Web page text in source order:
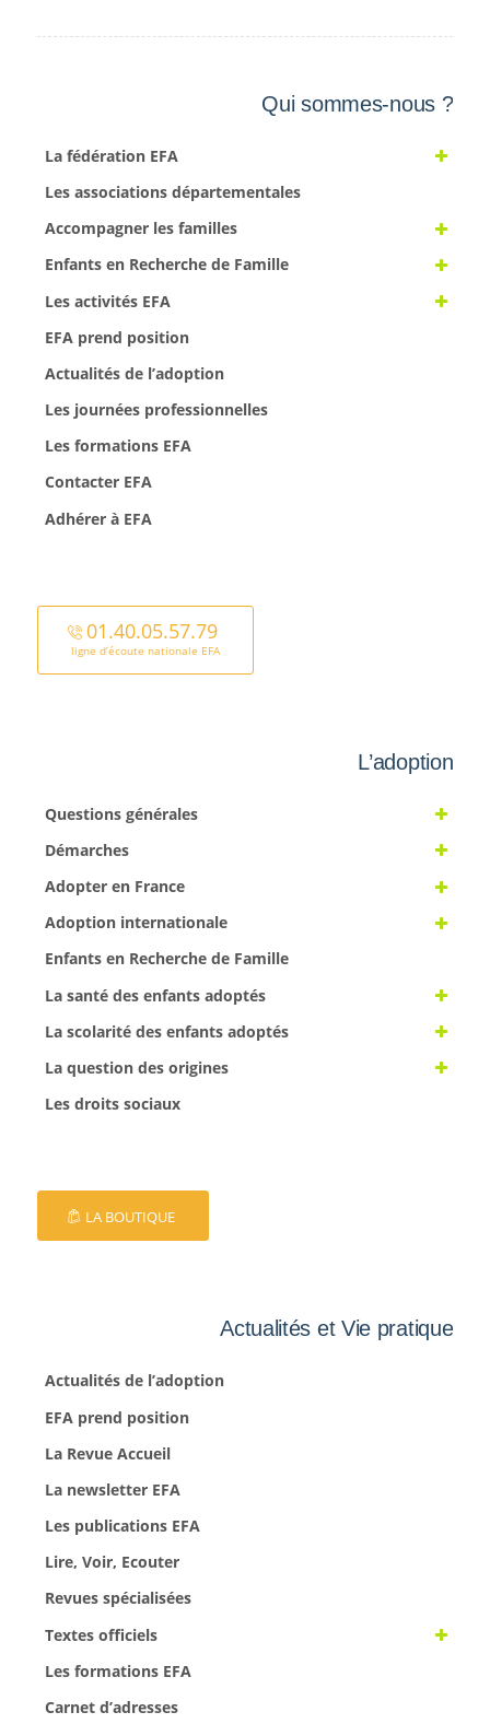
Qui sommes-nous ?
La fédération EFA
Les associations départementales
Accompagner les familles
Enfants en Recherche de Famille
Les activités EFA
EFA prend position
Actualités de l’adoption
Les journées professionnelles
Les formations EFA
Contacter EFA
Adhérer à EFA
01.40.05.57.79
ligne d’écoute nationale EFA
L’adoption
Questions générales
Démarches
Adopter en France
Adoption internationale
Enfants en Recherche de Famille
La santé des enfants adoptés
La scolarité des enfants adoptés
La question des origines
Les droits sociaux
LA BOUTIQUE
Actualités et Vie pratique
Actualités de l’adoption
EFA prend position
La Revue Accueil
La newsletter EFA
Les publications EFA
Lire, Voir, Ecouter
Revues spécialisées
Textes officiels
Les formations EFA
Carnet d’adresses